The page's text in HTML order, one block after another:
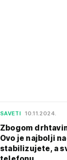
SAVETI 10.11.2024.
Zbogom
Ovo je najbolji
stabilizujete, a